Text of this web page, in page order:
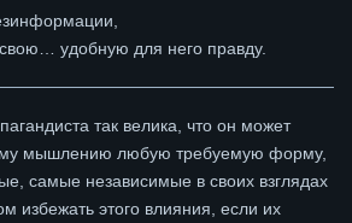
удобную для него правду.
так велика, что он может
мышлению любую требуемую форму,
самые независимые в своих взглядах
избежать этого влияния, если их